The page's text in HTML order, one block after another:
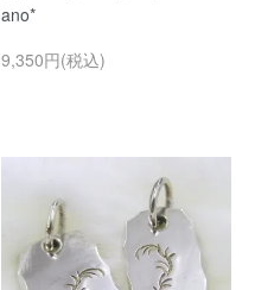
ano*
9,350円(税込)